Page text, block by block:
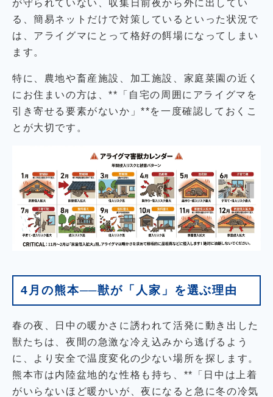
が守られていない、収集日前夜から外に出してい
る、簡易ネットだけで対策しているといった状況で
は、アライグマにとって格好の餌場になってしまい
ます。
特に、農地や畜産施設、加工施設、家庭菜園の近く
にお住まいの方は、**「自宅の周囲にアライグマを
引き寄せる要素がないか」**を一度確認しておくこ
とが大切です。
4月の熊本──獣が「人家」を選ぶ理由
春の夜、日中の暖かさに誘われて活発に動き出した
獣たちは、夜間の急激な冷え込みから逃げるよう
に、より安全で温度変化の少ない場所を探します。
熊本市は内陸盆地的な性格も持ち、**「日中は上着
がいらないほど暖かいが、夜になると急に冬の冷気